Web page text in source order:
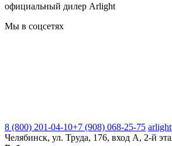
официальный дилер Arlight
Мы в соцсетях
8 (800) 201-04-10+7 (908) 068-25-75
Челябинск, ул. Труда, 176, вход А, 2-й